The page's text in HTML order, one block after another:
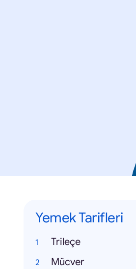
Yemek Tarifleri
Trileçe
Mücver